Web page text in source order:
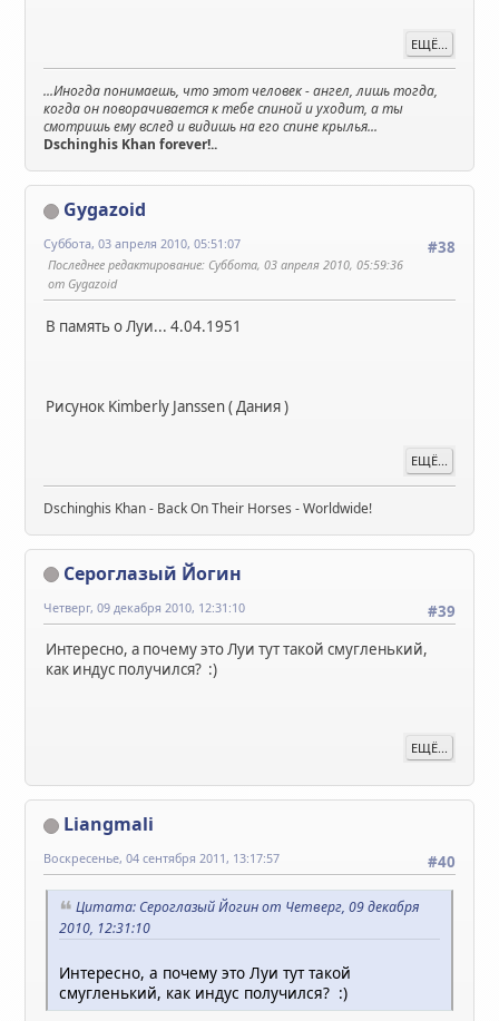
ЕЩЁ...
...Иногда понимаешь, что этот человек - ангел, лишь тогда,
когда он поворачивается к тебе спиной и уходит, а ты
смотришь ему вслед и видишь на его спине крылья...
Dschinghis Khan forever!..
Gygazoid
#38
Суббота, 03 апреля 2010, 05:51:07
Последнее редактирование: Суббота, 03 апреля 2010, 05:59:36
от Gygazoid
В память о Луи... 4.04.1951
Рисунок Kimberly Janssen ( Дания )
ЕЩЁ...
Dschinghis Khan - Back On Their Horses - Worldwide!
Сероглазый Йогин
#39
Четверг, 09 декабря 2010, 12:31:10
Интересно, а почему это Луи тут такой смугленький,
как индус получился? :)
ЕЩЁ...
Liangmali
#40
Воскресенье, 04 сентября 2011, 13:17:57
Цитата: Сероглазый Йогин от Четверг, 09 декабря
2010, 12:31:10
Интересно, а почему это Луи тут такой
смугленький, как индус получился? :)